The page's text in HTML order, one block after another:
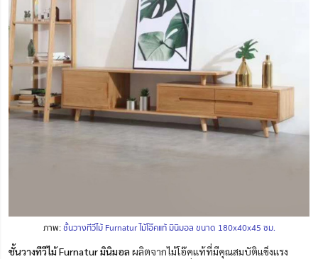
ภาพ:ชั้นวางทีวีไม้ Furnatur ไม้โอ๊คแท้ มินิมอล ขนาด 180x40x45 ซม.
ชั้นวางทีวีไม้ Furnatur มินิมอล ผลิตจากไม้โอ๊คแท้ที่มีคุณสมบัติแข็งแรง